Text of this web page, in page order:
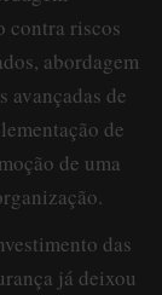
contra riscos
abordagem
avançadas de
de
de uma
das
já deixou